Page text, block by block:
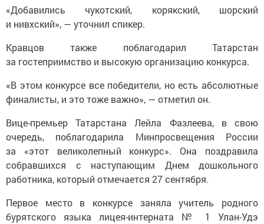
«Добавились чукотский, корякский, шорский
и нивхский», — уточнил спикер.
Кравцов также поблагодарил Татарстан
за гостеприимство и высокую организацию конкурса.
«В этом конкурсе все победители, но есть абсолютные
финалисты, и это тоже важно», — отметил он.
Вице-премьер Татарстана Лейла Фазлеева, в свою
очередь, поблагодарила Минпросвещения России
за «этот великолепный конкурс». Она поздравила
собравшихся с наступающим Днем дошкольного
работника, который отмечается 27 сентября.
Первое место в конкурсе заняла учитель родного
бурятского языка лицея-интерната № 1 Улан-Удэ